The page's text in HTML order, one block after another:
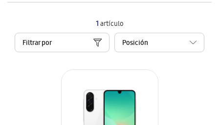
1artículo
Filtrar por